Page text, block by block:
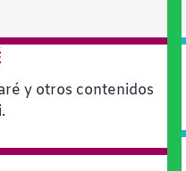
y otros contenidos